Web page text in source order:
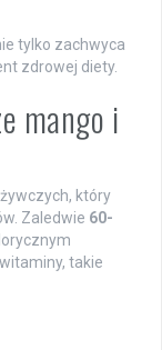
tylko zachwyca
zdrowej diety.
mango i
który
Zaledwie 60-
takie